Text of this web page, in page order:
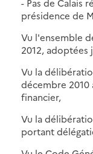
présidence de
Vu l'ensemble
2012, adoptées
Vu la
décembre
financier,
Vu la
portant